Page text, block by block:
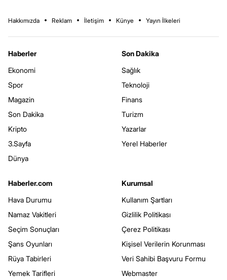
Hakkımızda Reklam İletişim Künye Yayın İlkeleri
Haberler
Ekonomi
Spor
Magazin
Son Dakika
Kripto
3.Sayfa
Dünya
Son Dakika
Sağlık
Teknoloji
Finans
Turizm
Yazarlar
Yerel Haberler
Haberler.com
Hava Durumu
Namaz Vakitleri
Seçim Sonuçları
Şans Oyunları
Rüya Tabirleri
Yemek Tarifleri
Kurumsal
Kullanım Şartları
Gizlilik Politikası
Çerez Politikası
Kişisel Verilerin Korunması
Veri Sahibi Başvuru Formu
Webmaster